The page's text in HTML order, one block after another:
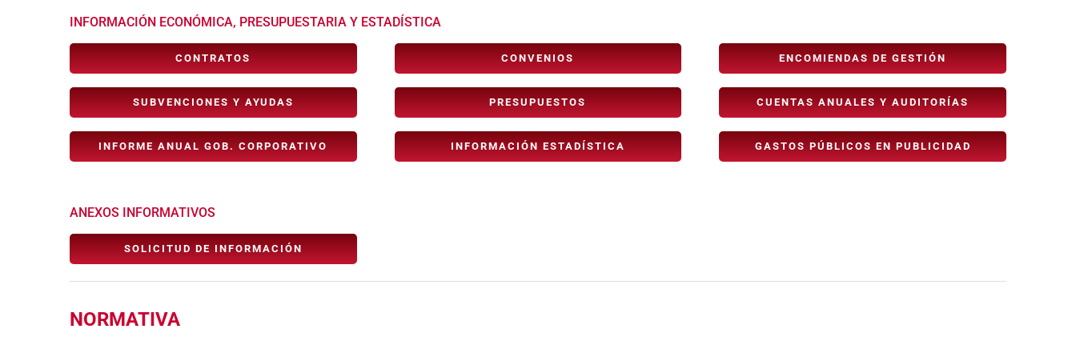
INFORMACIÓN ECONÓMICA, PRESUPUESTARIA Y ESTADÍSTICA
CONTRATOS
SUBVENCIONES Y AYUDAS
INFORME ANUAL GOB. CORPORATIVO
CONVENIOS
PRESUPUESTOS
INFORMACIÓN ESTADÍSTICA
ENCOMIENDAS DE GESTIÓN
CUENTAS ANUALES Y AUDITORÍAS
GASTOS PÚBLICOS EN PUBLICIDAD
ANEXOS INFORMATIVOS
SOLICITUD DE INFORMACIÓN
NORMATIVA